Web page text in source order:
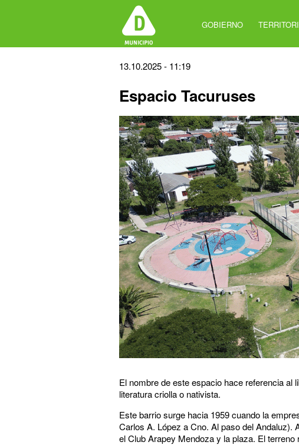
GOBIERNO
Back
top
13.10.2025 - 11:19
Espacio Tacuruses
El nombre de este espacio hace referencia al
literatura criolla o nativista.
Este barrio surge hacia 1959 cuando la
Carlos A. López a Cno. Al paso del
el Club Arapey Mendoza y la plaza. El